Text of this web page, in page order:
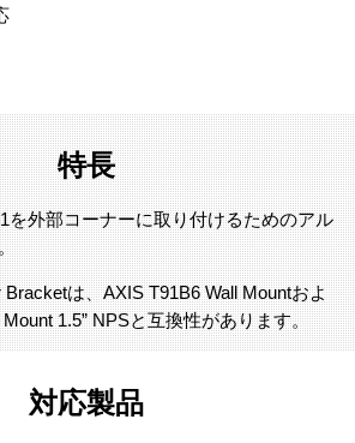
特長
を外部コーナーに取り付けるためのアル
は、AXIS T91B6 Wall Mountおよ
1.5” NPSと互換性があります。
対応製品